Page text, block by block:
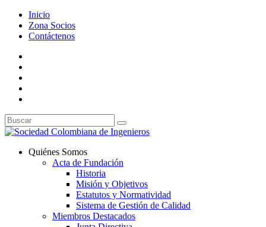
Inicio
Zona Socios
Contáctenos
Quiénes Somos
Acta de Fundación
Historia
Misión y Objetivos
Estatutos y Normatividad
Sistema de Gestión de Calidad
Miembros Destacados